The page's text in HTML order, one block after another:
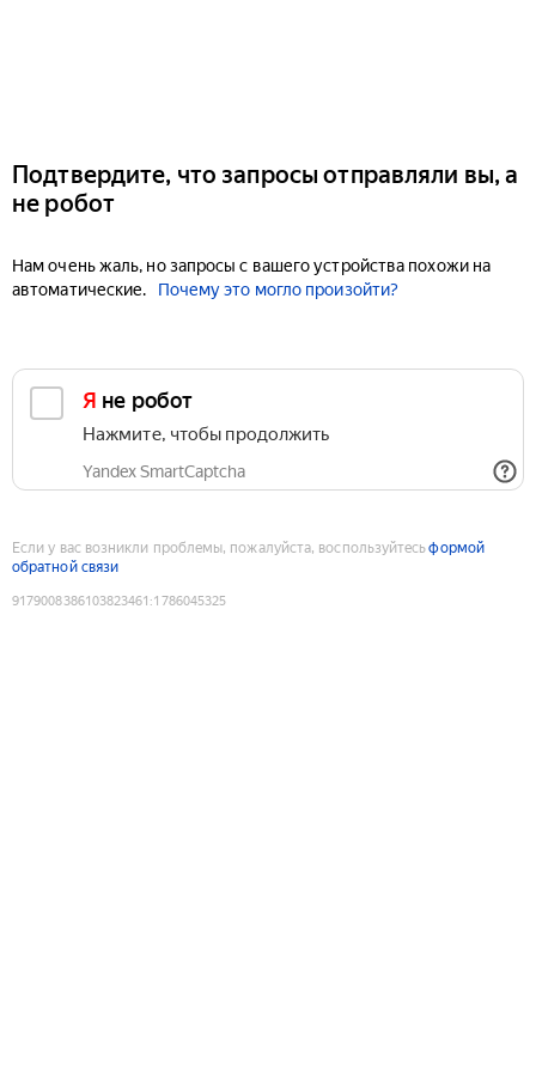
Подтвердите, что запросы отправляли вы, а
не робот
Нам очень жаль, но запросы с вашего устройства похожи на
автоматические.
Почему это могло произойти?
Я не робот
Нажмите, чтобы продолжить
Yandex SmartCaptcha
Если у вас возникли проблемы, пожалуйста, воспользуйтесьформой
обратной связи
9179008386103823461 :1786045325